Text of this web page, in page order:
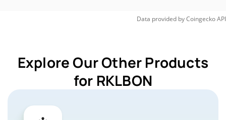
Data provided byCoingeckoAPI
Explore Our Other Products
for RKLBON